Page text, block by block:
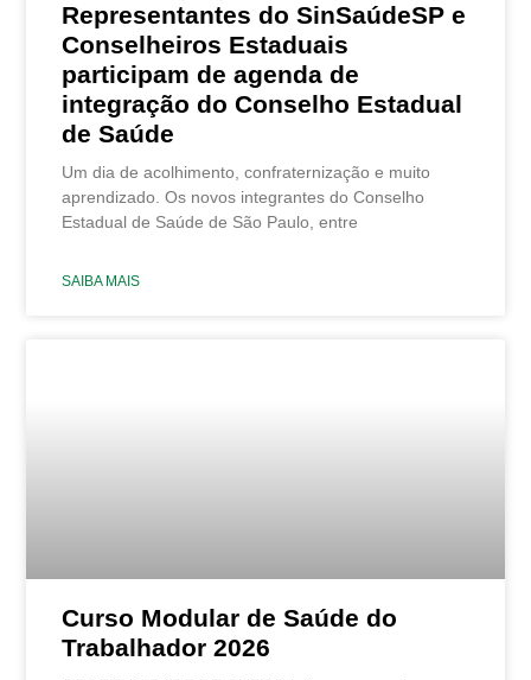
Representantes do SinSaúdeSP e
Conselheiros Estaduais
participam de agenda de
integração do Conselho Estadual
de Saúde
Um dia de acolhimento, confraternização e muito
aprendizado. Os novos integrantes do Conselho
Estadual de Saúde de São Paulo, entre
SAIBA MAIS
Curso Modular de Saúde do
Trabalhador 2026